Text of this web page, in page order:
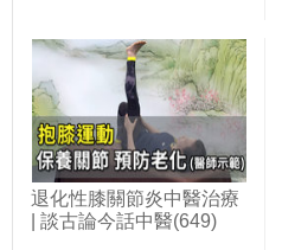
退化性膝關節炎中醫治療
| 談古論今話中醫(649)